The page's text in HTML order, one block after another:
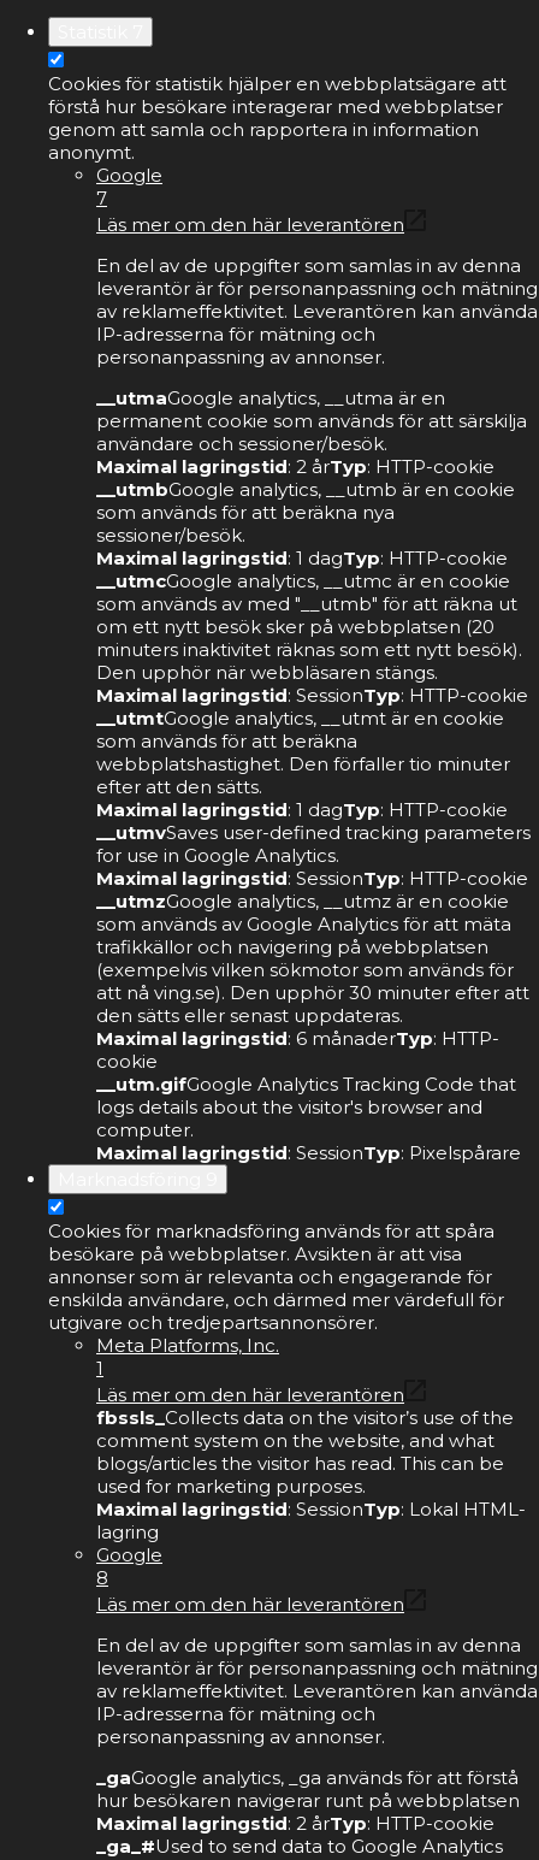
Cookies för statistik hjälper en webbplatsägare att
förstå hur besökare interagerar med webbplatser
genom att samla och rapportera in information
anonymt.
Google
7
Läs mer om den här leverantören
En del av de uppgifter som samlas in av denna
leverantör är för personanpassning och mätning
av reklameffektivitet. Leverantören kan använda
IP-adresserna för mätning och
personanpassning av annonser.
__utmaGoogle analytics, __utma är en
permanent cookie som används för att särskilja
användare och sessioner/besök.
Maximal lagringstid: 2 årTyp: HTTP-cookie
__utmbGoogle analytics, __utmb är en cookie
som används för att beräkna nya
sessioner/besök.
Maximal lagringstid: 1 dagTyp: HTTP-cookie
__utmcGoogle analytics, __utmc är en cookie
som används av med "__utmb" för att räkna ut
om ett nytt besök sker på webbplatsen (20
minuters inaktivitet räknas som ett nytt besök).
Den upphör när webbläsaren stängs.
Maximal lagringstid: SessionTyp: HTTP-cookie
__utmtGoogle analytics, __utmt är en cookie
som används för att beräkna
webbplatshastighet. Den förfaller tio minuter
efter att den sätts.
Maximal lagringstid: 1 dagTyp: HTTP-cookie
__utmvSaves user-defined tracking parameters
for use in Google Analytics.
Maximal lagringstid: SessionTyp: HTTP-cookie
__utmzGoogle analytics, __utmz är en cookie
som används av Google Analytics för att mäta
trafikkällor och navigering på webbplatsen
(exempelvis vilken sökmotor som används för
att nå ving.se). Den upphör 30 minuter efter att
den sätts eller senast uppdateras.
Maximal lagringstid: 6 månaderTyp: HTTP-
cookie
__utm.gifGoogle Analytics Tracking Code that
logs details about the visitor's browser and
computer.
Maximal lagringstid: SessionTyp: Pixelspårare
Cookies för marknadsföring används för att spåra
besökare på webbplatser. Avsikten är att visa
annonser som är relevanta och engagerande för
enskilda användare, och därmed mer värdefull för
utgivare och tredjepartsannonsörer.
Meta Platforms, Inc.
1
Läs mer om den här leverantören
fbssls_ Collects data on the visitor’s use of the
comment system on the website, and what
blogs/articles the visitor has read. This can be
used for marketing purposes.
Maximal lagringstid: SessionTyp: Lokal HTML-
lagring
Google
8
Läs mer om den här leverantören
En del av de uppgifter som samlas in av denna
leverantör är för personanpassning och mätning
av reklameffektivitet. Leverantören kan använda
IP-adresserna för mätning och
personanpassning av annonser.
_gaGoogle analytics, _ga används för att förstå
hur besökaren navigerar runt på webbplatsen
Maximal lagringstid: 2 årTyp: HTTP-cookie
_ga_#Used to send data to Google Analytics